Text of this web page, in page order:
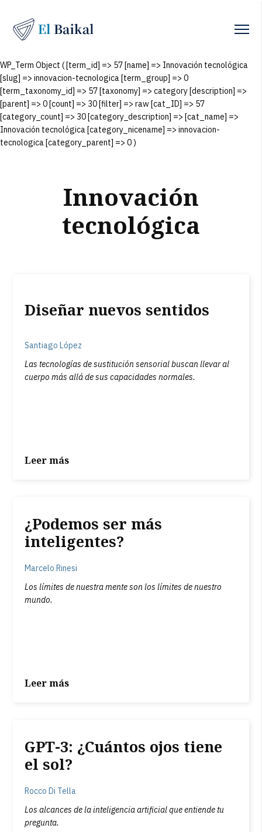
WP_Term Object ( [term_id] => 57 [name] => Innovación tecnológica
[slug] => innovacion-tecnologica [term_group] => 0
[term_taxonomy_id] => 57 [taxonomy] => category [description] =>
[parent] => 0 [count] => 30 [filter] => raw [cat_ID] => 57
[category_count] => 30 [category_description] => [cat_name] =>
Innovación tecnológica [category_nicename] => innovacion-
tecnologica [category_parent] => 0 )
Innovación
tecnológica
Diseñar nuevos sentidos
Santiago López
Las tecnologías de sustitución sensorial buscan llevar al
cuerpo más allá de sus capacidades normales.
Leer más
¿Podemos ser más
inteligentes?
Marcelo Rinesi
Los límites de nuestra mente son los límites de nuestro
mundo.
Leer más
GPT-3: ¿Cuántos ojos tiene
el sol?
Rocco Di Tella
Los alcances de la inteligencia artificial que entiende tu
pregunta.